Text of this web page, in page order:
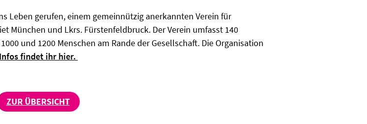
Leben gerufen, einem gemeinnützig anerkannten Verein für
München und Lkrs. Fürstenfeldbruck. Der Verein umfasst 140
und 1200 Menschen am Rande der Gesellschaft. Die Organisation
findet ihr hier.
ZUR ÜBERSICHT